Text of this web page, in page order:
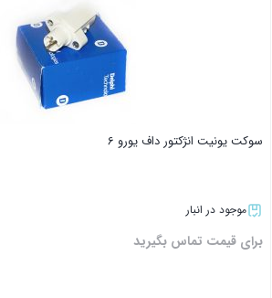
سوکت یونیت انژکتور داف یورو 6
موجود در انبار
برای قیمت تماس بگیرید